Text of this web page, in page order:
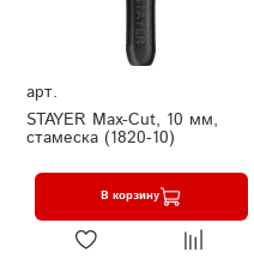
арт.
STAYER Max-Cut, 10 мм,
стамеска (1820-10)
В корзину